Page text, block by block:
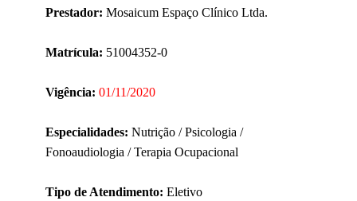
Prestador: Mosaicum Espaço Clínico Ltda.
Matrícula: 51004352-0
Vigência: 01/11/2020
Especialidades: Nutrição / Psicologia /
Fonoaudiologia / Terapia Ocupacional
Tipo de Atendimento: Eletivo